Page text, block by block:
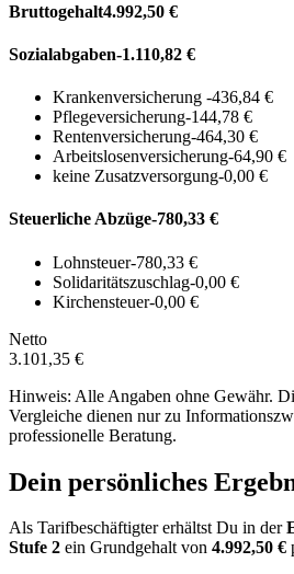
Bruttogehalt4.992,50 €
Sozialabgaben-1.110,82 €
Krankenversicherung -436,84 €
Pflegeversicherung-144,78 €
Rentenversicherung-464,30 €
Arbeitslosenversicherung-64,90 €
keine Zusatzversorgung-0,00 €
Steuerliche Abzüge-780,33 €
Lohnsteuer-780,33 €
Solidaritätszuschlag-0,00 €
Kirchensteuer-0,00 €
Netto
3.101,35 €
Hinweis: Alle Angaben ohne Gewähr.
Vergleiche dienen nur zu
professionelle Beratung.
Dein persönliches
Als Tarifbeschäftigter erhältst Du in der
Stufe 2 ein Grundgehalt von 4.992,50 €